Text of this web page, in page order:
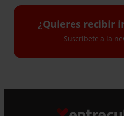
¿Quieres recibir
Suscríbete a la